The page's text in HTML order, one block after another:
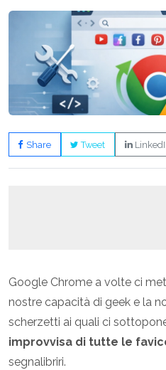
Share Tweet
Google Chrome a volte ci
nostre capacità di geek e la
scherzetti ai quali ci
improvvisa di tutte le
segnalibriri.